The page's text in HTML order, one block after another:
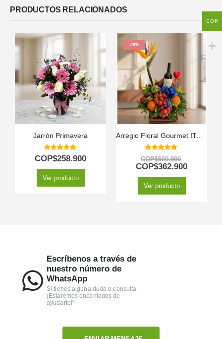
PRODUCTOS RELACIONADOS
Jarrón Primavera
5.00out of 5
COP$258.900
Ver producto
-28%
Arreglo Floral Gourmet ITALINA con Vino y Frutas Exóticas 🍷
5.00out of 5
COP$500.900
COP$362.900
Ver producto
Escríbenos a través de
nuestro número de
WhatsApp
Si tienes alguna duda o consulta.
¡Estaremos encantados de
ayudarte!"
COP